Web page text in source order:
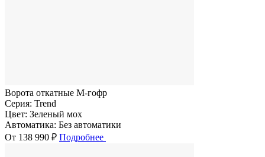
Ворота откатные M-гофр
Серия: Trend
Цвет: Зеленый мох
Автоматика: Без автоматики
От 138 990 ₽ Подробнее